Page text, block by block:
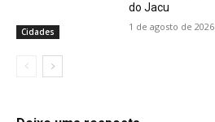
Cidades
do Jacu
1 de agosto de 2026